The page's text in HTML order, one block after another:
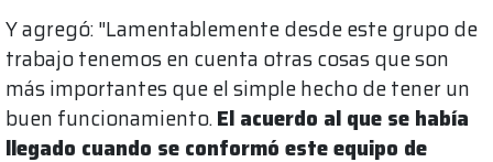
Y agregó: "Lamentablemente desde este grupo de
trabajo tenemos en cuenta otras cosas que son
más importantes que el simple hecho de tener un
buen funcionamiento.El acuerdo al que se había
llegado cuando se conformó este equipo de